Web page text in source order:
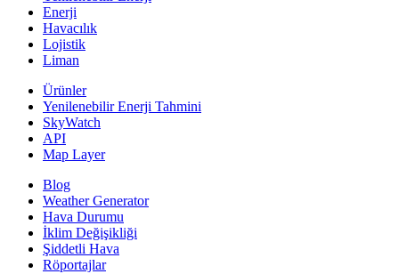
Enerji
Havacılık
Lojistik
Liman
Ürünler
Yenilenebilir Enerji Tahmini
SkyWatch
API
Map Layer
Blog
Weather Generator
Hava Durumu
İklim Değişikliği
Şiddetli Hava
Röportajlar